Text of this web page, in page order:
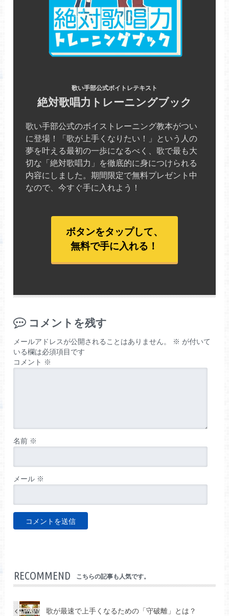
歌い手部公式ボイトレテキスト
絶対歌唱力トレーニングブック
歌い手部公式のボイストレーニング教本がつい
に登場！「歌が上手くなりたい！」という人の
夢を叶える最初の一歩になるべく、歌で最も大
切な「絶対歌唱力」を徹底的に身につけられる
内容にしました。期間限定で無料プレゼント中
なので、今すぐ手に入れよう！
ボタンをタップして、
無料で手に入れる！
コメントを残す
メールアドレスが公開されることはありません。 ※ が付いて
いる欄は必須項目です
コメント ※
名前 ※
メール ※
RECOMMEND こちらの記事も人気です。
歌が最速で上手くなるための「守破離」とは？